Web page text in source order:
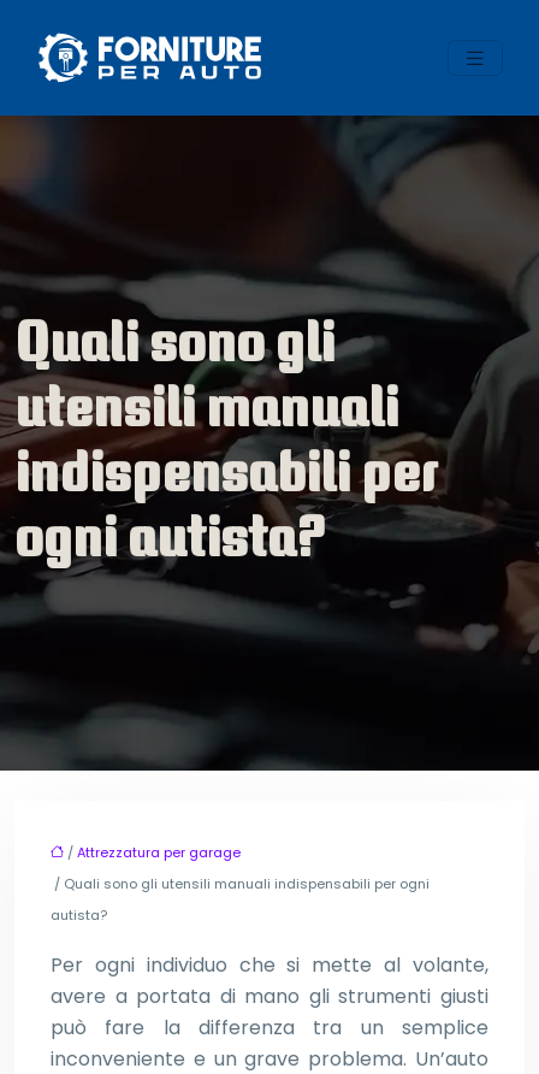
Quali sono gli
utensili manuali
indispensabili per
ogni autista?
/Attrezzatura per garage
/ Quali sono gli utensili manuali indispensabili per ogni
autista?
Per ogni individuo che si mette al volante,
avere a portata di mano gli strumenti giusti
può fare la differenza tra un semplice
inconveniente e un grave problema. Un’auto